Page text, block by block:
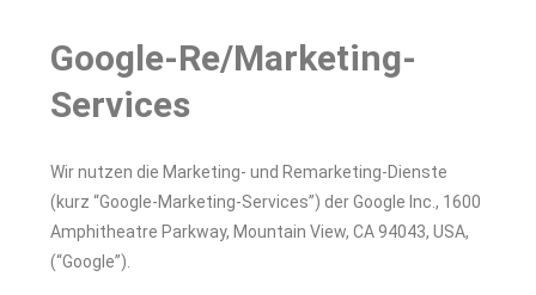
Google-Re/Marketing-
Services
Wir nutzen die Marketing- und Remarketing-Dienste
(kurz “Google-Marketing-Services”) der Google Inc., 1600
Amphitheatre Parkway, Mountain View, CA 94043, USA,
(“Google”).